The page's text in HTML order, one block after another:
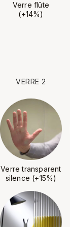
Verre flûte
(+14%)
VERRE 2
Verre transparent
silence (+15%)